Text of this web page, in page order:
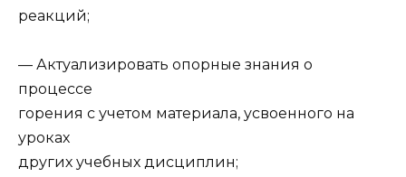
реакций;
— Актуализировать опорные знания о
процессе
горения с учетом материала, усвоенного на
уроках
других учебных дисциплин;